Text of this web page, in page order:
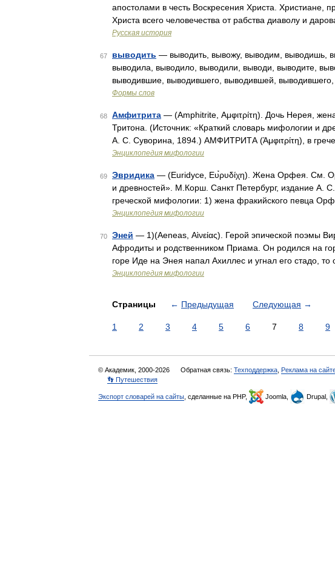
апостолами в честь Воскресения Христа. Христиане,
Христа всего человечества от рабства диаволу и
Русская история
67 выводить — выводить, вывожу, выводим, выводишь,
выводила, выводило, выводили, выводи, выводите,
выводившие, выводившего, выводившей,
Формы слов
68 Амфитрита — (Amphitrite, Αμφιτρίτη). Дочь Нерея,
Тритона. (Источник: «Краткий словарь мифологии и
А. С. Суворина, 1894.) АМФИТРИТА (Άμφιτρίτη), в
Энциклопедия мифологии
69 Эвридика — (Euridyce, Ευ̉ρυδίχη). Жена Орфея. См.
и древностей». М.Корш. Санкт Петербург, издание А.
греческой мифологии: 1) жена фракийского певца
Энциклопедия мифологии
70 Эней — 1)(Aeneas, Αὶνείας). Герой эпической поэмы
Афродиты и родственником Приама. Он родился на
горе Иде на Энея напал Ахиллес и угнал его стадо, то
Энциклопедия мифологии
Страницы ← Предыдущая Следующая →
1 2 3 4 5 6 7 8 9
© Академик, 2000-2026 Обратная связь: Техподдержка Реклама на
👣 Путешествия
Экспорт словарей на сайты , сделанные на PHP, Joomla, Drupal,